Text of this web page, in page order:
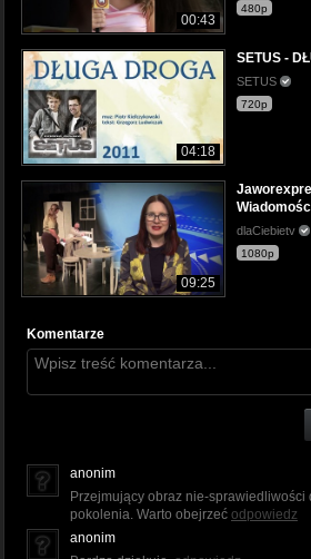
00:43
480p
04:18
SETUS -
SETUS
720p
09:25
dlaCiebietv
1080p
Komentarze
anonim
Przejmujący obraz nie-sprawiedliwości
pokolenia. Warto obejrzeć odpowiedz
anonim